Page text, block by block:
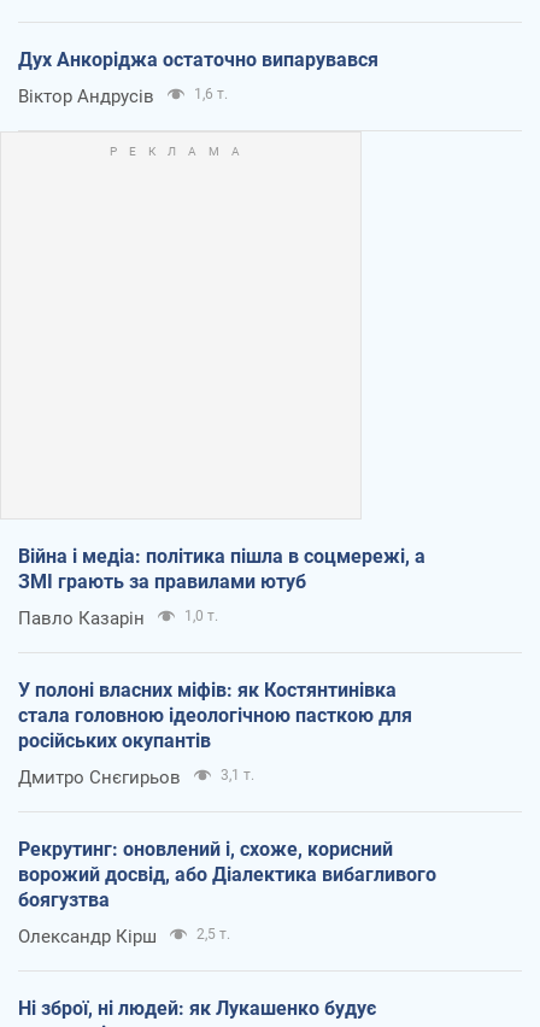
Дух Анкоріджа остаточно випарувався
Віктор Андрусів 1,6 т.
Війна і медіа: політика пішла в соцмережі, а
ЗМІ грають за правилами ютуб
Павло Казарін 1,0 т.
У полоні власних міфів: як Костянтинівка
стала головною ідеологічною пасткою для
російських окупантів
Дмитро Снєгирьов 3,1 т.
Рекрутинг: оновлений і, схоже, корисний
ворожий досвід, або Діалектика вибагливого
боягузтва
Олександр Кірш 2,5 т.
Ні зброї, ні людей: як Лукашенко будує